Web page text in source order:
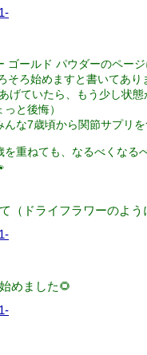
ゴールド パウダーのペー
そろ始めますと書いてあり
げていたら、もう少し状
と後悔）
んな7歳頃から関節サプリ
を重ねても、なるべくなる
（ドライフラワーのよう
めました🌻